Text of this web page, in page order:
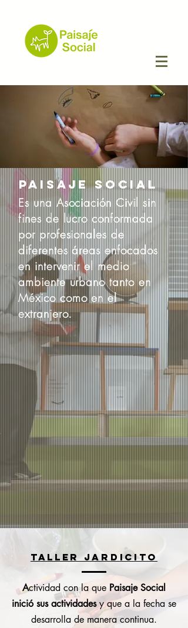
PAISAJE SOCIAL
Es una Asociación Civil sin
fines de lucro conformada
por profesionales de
diferentes áreas enfocados
en intervenir el medio
ambiente urbano tanto en
México como en el
extranjero.
TALLER JARDICITO
Actividad con la que Paisaje Social
inició sus actividadesy que a la fecha se
desarrolla de manera continua.